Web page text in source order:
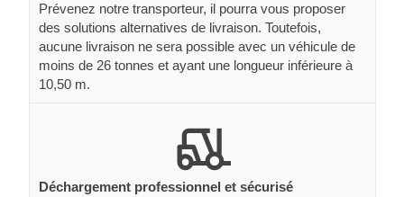
Prévenez notre transporteur, il pourra vous proposer
des solutions alternatives de livraison. Toutefois,
aucune livraison ne sera possible avec un véhicule de
moins de 26 tonnes et ayant une longueur inférieure à
10,50 m.
Déchargement professionnel et sécurisé